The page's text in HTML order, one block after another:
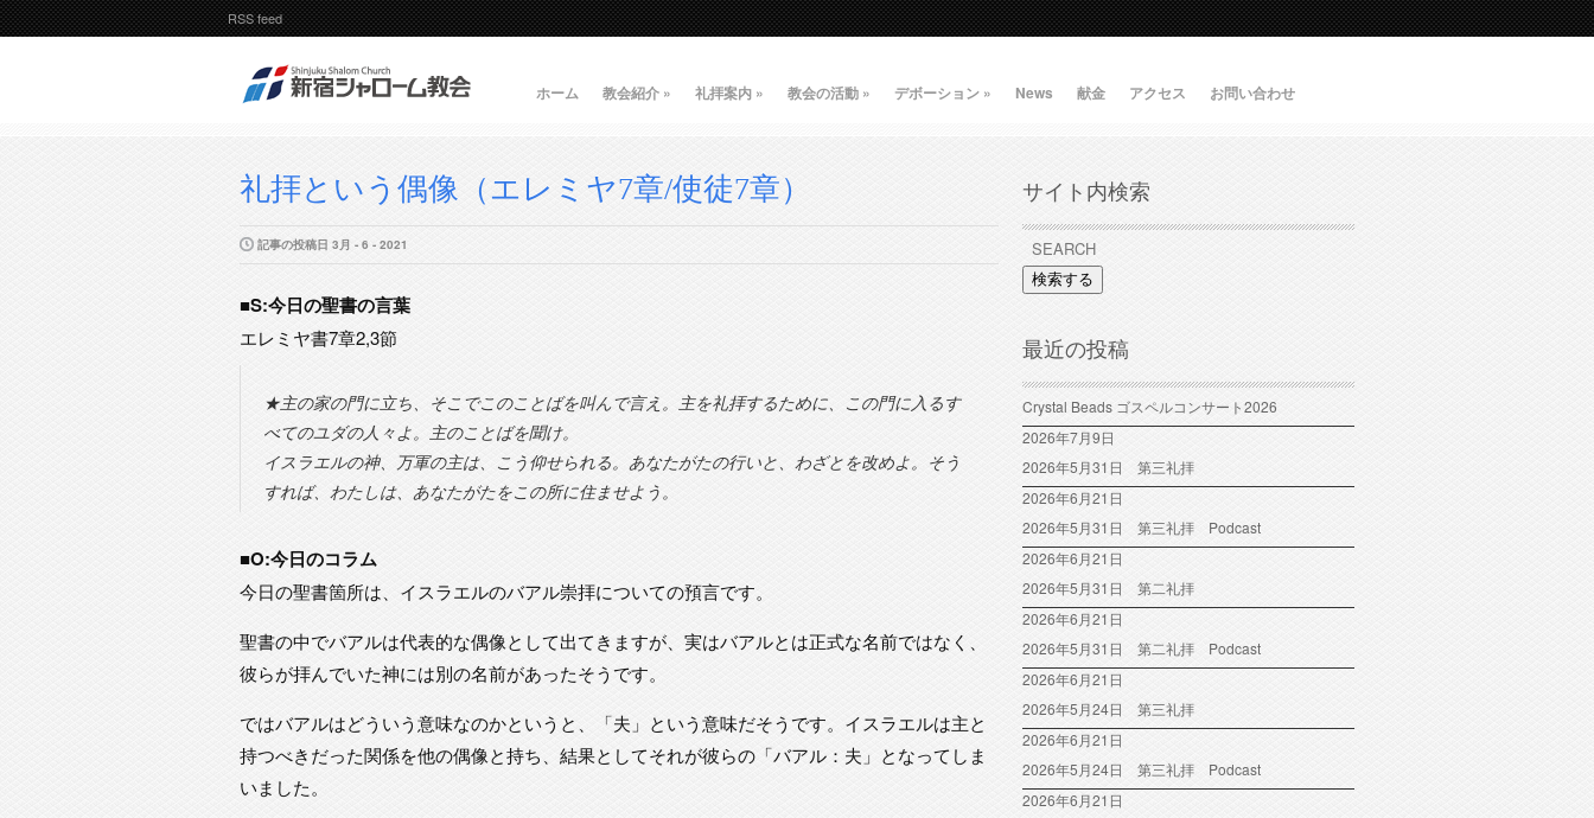
RSS feed
ホーム 教会紹介 » 礼拝案内 » 教会の活動 » デボーション » News 献金 アクセス お問い合わせ
礼拝という偶像（エレミヤ7章/使徒7章）
記事の投稿日 3月 - 6 - 2021
■S:今日の聖書の言葉
エレミヤ書7章2,3節
★主の家の門に立ち、そこでこのことばを叫んで言え。主を礼拝するために、この門に入るす
べてのユダの人々よ。主のことばを聞け。
イスラエルの神、万軍の主は、こう仰せられる。あなたがたの行いと、わざとを改めよ。そう
すれば、わたしは、あなたがたをこの所に住ませよう。
■O:今日のコラム
今日の聖書箇所は、イスラエルのバアル崇拝についての預言です。
聖書の中でバアルは代表的な偶像として出てきますが、実はバアルとは正式な名前ではなく、
彼らが拝んでいた神には別の名前があったそうです。
ではバアルはどういう意味なのかというと、「夫」という意味だそうです。イスラエルは主と
持つべきだった関係を他の偶像と持ち、結果としてそれが彼らの「バアル：夫」となってしま
いました。
サイト内検索
検索する
最近の投稿
Crystal Beads ゴスペルコンサート2026
2026年7月9日
2026年5月31日 第三礼拝
2026年6月21日
2026年5月31日 第三礼拝 Podcast
2026年6月21日
2026年5月31日 第二礼拝
2026年6月21日
2026年5月31日 第二礼拝 Podcast
2026年6月21日
2026年5月24日 第三礼拝
2026年6月21日
2026年5月24日 第三礼拝 Podcast
2026年6月21日